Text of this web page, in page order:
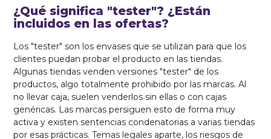
¿Qué significa "tester"? ¿Están
incluidos en las ofertas?
Los "tester" son los envases que se utilizan para que los
clientes puedan probar el producto en las tiendas.
Algunas tiendas venden versiones "tester" de los
productos, algo totalmente prohibido por las marcas. Al
no llevar caja, suelen venderlos sin ellas o con cajas
genéricas. Las marcas persiguen esto de forma muy
activa y existen sentencias condenatorias a varias tiendas
por esas prácticas. Temas legales aparte, los riesgos de